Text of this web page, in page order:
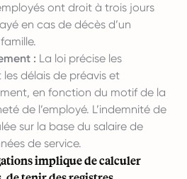
ont droit à trois jours
en cas de décès d’un
: La loi précise les
délais de préavis et
en fonction du motif de la
de l’employé. L’indemnité de
sur la base du salaire de
de service.
implique de calculer